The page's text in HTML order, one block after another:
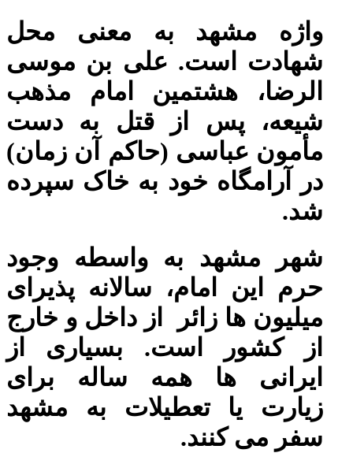
واژه مشهد به معنی محل
شهادت است. علی بن موسی
الرضا، هشتمین امام مذهب
شیعه، پس از قتل به دست
مأمون عباسی (حاکم آن زمان)
در آرامگاه خود به خاک سپرده
شد.
شهر مشهد به واسطه وجود
حرم این امام، سالانه پذیرای
میلیون ها زائر از داخل و خارج
از کشور است. بسیاری از
ایرانی ها همه ساله برای
زیارت یا تعطیلات به مشهد
سفر می کنند.